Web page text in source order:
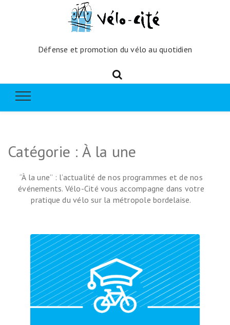
Défense et promotion du vélo au quotidien
Catégorie : À la une
“À la une” : l’actualité de nos programmes et de nos
événements. Vélo-Cité vous accompagne dans votre
pratique du vélo sur la métropole bordelaise.